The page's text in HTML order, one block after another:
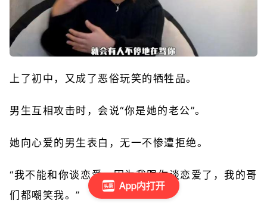
App内打开
上了初中，又成了恶俗玩笑的牺牲品。
男生互相攻击时，会说“你是她的老公”。
她向心爱的男生表白，无一不惨遭拒绝。
“我不能和你谈恋爱。因为我跟你谈恋爱了，我的哥
们都嘲笑我。”